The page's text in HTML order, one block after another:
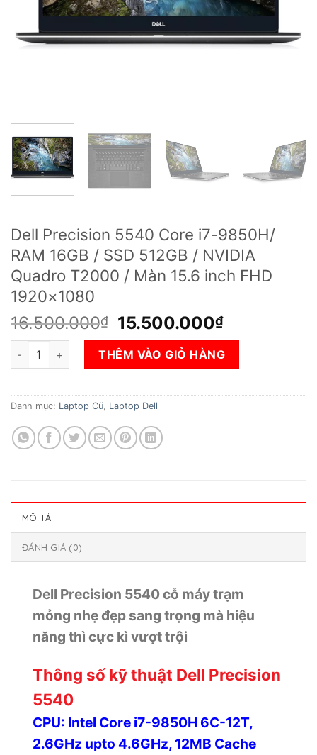
Dell Precision 5540 Core i7-9850H/
RAM 16GB / SSD 512GB / NVIDIA
Quadro T2000 / Màn 15.6 inch FHD
1920×1080
16.500.000₫
Giá
gốc
là:
16.500.000₫.
15.500.000₫Giá
hiện
tại
là:
Dell Precision 5540 Core i7-9850H/ RAM 16GB / SSD
THÊM VÀO GIỎ HÀNG
Danh mục: Laptop Cũ, Laptop Dell
MÔ TẢ
ĐÁNH GIÁ (0)
Dell Precision 5540 cỗ máy trạm
mỏng nhẹ đẹp sang trọng mà hiệu
năng thì cực kì vượt trội
Thông số kỹ thuật Dell Precision
5540
CPU: Intel Core i7-9850H 6C-12T,
2.6GHz upto 4.6GHz, 12MB Cache